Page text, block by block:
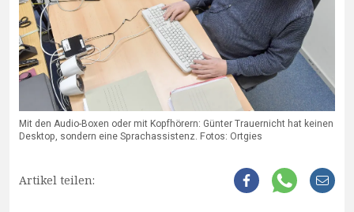
Mit den Audio-Boxen oder mit Kopfhörern: Günter Trauernicht hat keinen
Desktop, sondern eine Sprachassistenz. Fotos: Ortgies
Artikel teilen: